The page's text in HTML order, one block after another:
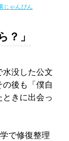
じゃんぴん
？」
没した公文
後も「僕自
きに出会っ
で修復整理